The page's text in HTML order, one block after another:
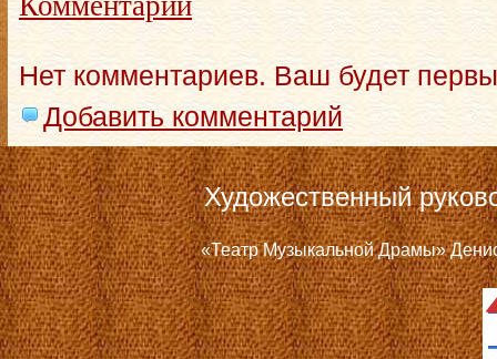
Нет комментариев. Ваш будет
Добавить комментарий
Художественный
«Театр Музыкальной Драмы»